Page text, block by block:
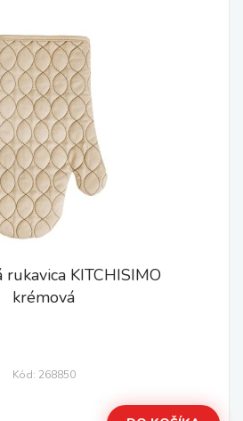
rukavica KITCHISIMO
krémová
Kód: 268850